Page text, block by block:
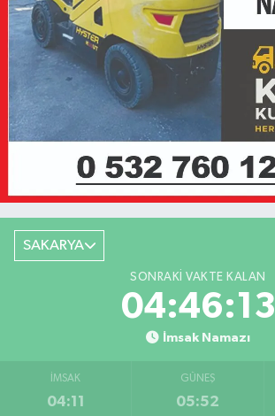
SAKARYA
SONRAKI VAKTE KALAN
04:46:13
İmsak Namazı
İMSAK
04:11
GÜNEŞ
05:52